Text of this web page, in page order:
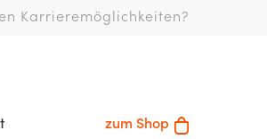
Karrieremöglichkeiten?
zum Shop